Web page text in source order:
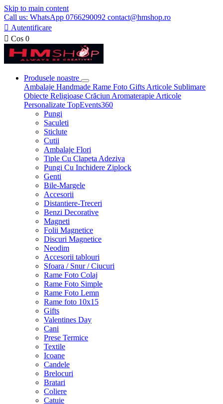
Skip to main content
Call us: WhatsApp 0766290092 contact@hmshop.ro
 Autentificare
 Cos 0
Produsele noastre
Ambalaje Handmade Rame Foto Gifts Articole Sublimare
Obiecte Religioase Crăciun Aromaterapie Articole
Personalizate TopEvents360
Pungi
Saculeti
Sticlute
Cutii
Ambalaje Flori
Tiple Cu Clapeta Adeziva
Pungi Cu Inchidere Ziplock
Genti
Bile-Margele
Accesorii
Distantiere-Treceri
Benzi Decorative
Magneti
Folii Magnetice
Discuri Magnetice
Neodim
Accesorii tablouri
Sfoara / Snur / Ciucuri
Rame Foto Colaj
Rame Foto Simple
Rame Foto Lemn
Rame foto 10x15
Gifts
Valentines Day
Cani
Prese Termice
Textile
Icoane
Candele
Brelocuri
Bratari
Coliere
Catuie